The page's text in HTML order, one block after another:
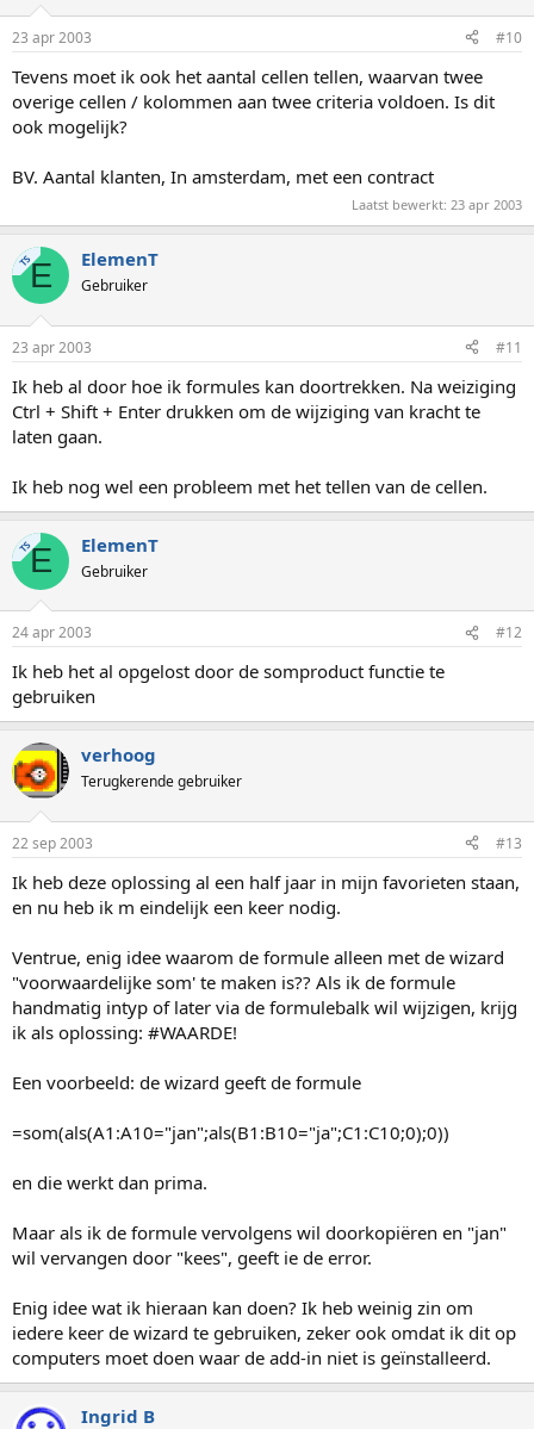
23 apr 2003 #10
Tevens moet ik ook het aantal cellen tellen, waarvan twee
overige cellen / kolommen aan twee criteria voldoen. Is dit
ook mogelijk?
BV. Aantal klanten, In amsterdam, met een contract
Laatst bewerkt: 23 apr 2003
TSE ElemenT
Gebruiker
23 apr 2003 #11
Ik heb al door hoe ik formules kan doortrekken. Na weiziging
Ctrl + Shift + Enter drukken om de wijziging van kracht te
laten gaan.
Ik heb nog wel een probleem met het tellen van de cellen.
TSE ElemenT
Gebruiker
24 apr 2003 #12
Ik heb het al opgelost door de somproduct functie te
gebruiken
verhoog
Terugkerende gebruiker
22 sep 2003 #13
Ik heb deze oplossing al een half jaar in mijn favorieten staan,
en nu heb ik m eindelijk een keer nodig.
Ventrue, enig idee waarom de formule alleen met de wizard
"voorwaardelijke som' te maken is?? Als ik de formule
handmatig intyp of later via de formulebalk wil wijzigen, krijg
ik als oplossing: #WAARDE!
Een voorbeeld: de wizard geeft de formule
=som(als(A1:A10="jan";als(B1:B10="ja";C1:C10;0);0))
en die werkt dan prima.
Maar als ik de formule vervolgens wil doorkopiëren en "jan"
wil vervangen door "kees", geeft ie de error.
Enig idee wat ik hieraan kan doen? Ik heb weinig zin om
iedere keer de wizard te gebruiken, zeker ook omdat ik dit op
computers moet doen waar de add-in niet is geïnstalleerd.
Ingrid B